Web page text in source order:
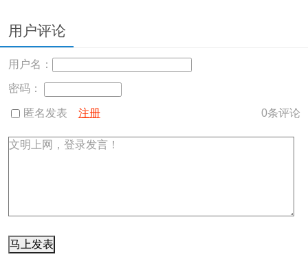
用户评论
用户名：
密码：
匿名发表
注册 0条评论